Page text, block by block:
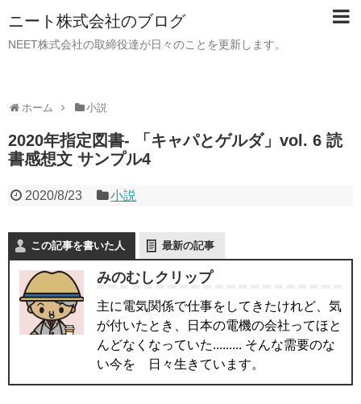
ニート株式会社のブログ
NEET株式会社の取締役達が日々のことを更新します。
ホーム 小説
2020年指定図書- 「キャパとゲルダ」vol. 6 読
書感想文 サンプル4
2020/8/23 小説
この記事を書いた人 最新の記事
みのむしクリップ
主に電気関係で仕事をしてきたけれど、気
が付いたとき、日本の電機の会社ってほと
んどなくなっていた......... そんな需要のな
い今を 日々生きています。